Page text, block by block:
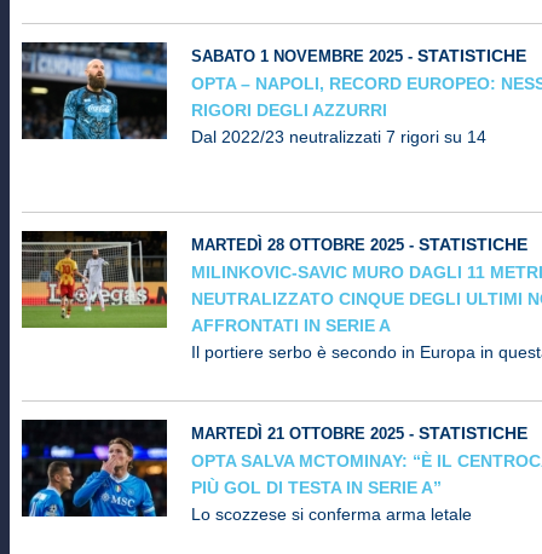
SABATO 1 NOVEMBRE 2025 - STATISTICHE
OPTA – NAPOLI, RECORD EUROPEO:
RIGORI DEGLI AZZURRI
Dal 2022/23 neutralizzati 7 rigori su 14
MARTEDÌ 28 OTTOBRE 2025 - STATISTICHE
MILINKOVIC-SAVIC MURO DAGLI 11
NEUTRALIZZATO CINQUE DEGLI ULTIMI
AFFRONTATI IN SERIE A
Il portiere serbo è secondo in Europa in
MARTEDÌ 21 OTTOBRE 2025 - STATISTICHE
OPTA SALVA MCTOMINAY: “È IL
PIÙ GOL DI TESTA IN SERIE A”
Lo scozzese si conferma arma letale